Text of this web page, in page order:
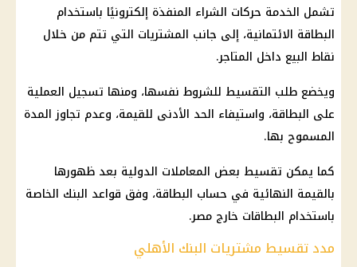
تشمل الخدمة حركات الشراء المنفذة إلكترونيًا باستخدام
البطاقة الائتمانية، إلى جانب المشتريات التي تتم من خلال
نقاط البيع داخل المتاجر.
ويخضع طلب التقسيط للشروط نفسها، ومنها تسجيل العملية
على البطاقة، واستيفاء الحد الأدنى للقيمة، وعدم تجاوز المدة
المسموح بها.
كما يمكن تقسيط بعض المعاملات الدولية بعد ظهورها
بالقيمة النهائية في حساب البطاقة، وفق قواعد البنك الخاصة
باستخدام البطاقات خارج مصر.
مدد تقسيط مشتريات البنك الأهلي